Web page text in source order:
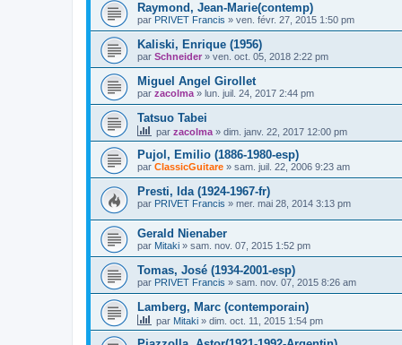
Raymond, Jean-Marie(contemp)
par PRIVET Francis » ven. févr. 27, 2015 1:50 pm
Kaliski, Enrique (1956)
par Schneider » ven. oct. 05, 2018 2:22 pm
Miguel Angel Girollet
par zacolma » lun. juil. 24, 2017 2:44 pm
Tatsuo Tabei
par zacolma » dim. janv. 22, 2017 12:00 pm
Pujol, Emilio (1886-1980-esp)
par ClassicGuitare » sam. juil. 22, 2006 9:23 am
Presti, Ida (1924-1967-fr)
par PRIVET Francis » mer. mai 28, 2014 3:13 pm
Gerald Nienaber
par Mitaki » sam. nov. 07, 2015 1:52 pm
Tomas, José (1934-2001-esp)
par PRIVET Francis » sam. nov. 07, 2015 8:26 am
Lamberg, Marc (contemporain)
par Mitaki » dim. oct. 11, 2015 1:54 pm